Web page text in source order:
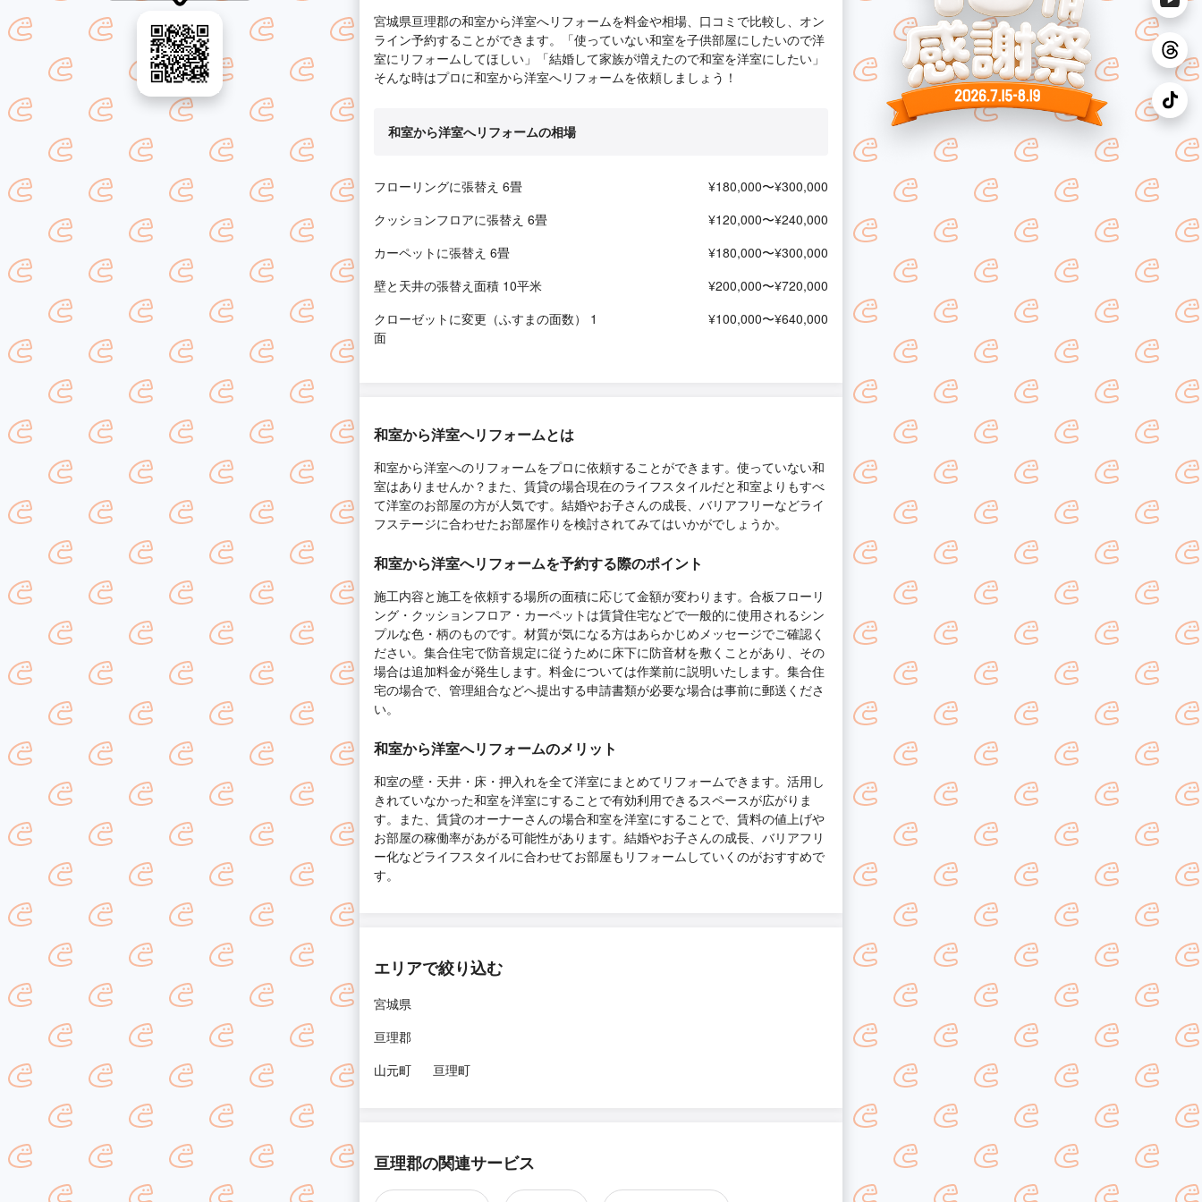
宮城県亘理郡の和室から洋室へリフォームを料金や相場、口コミで比較し、オン
ライン予約することができます。「使っていない和室を子供部屋にしたいので洋
室にリフォームしてほしい」「結婚して家族が増えたので和室を洋室にしたい」
そんな時はプロに和室から洋室へリフォームを依頼しましょう！
和室から洋室へリフォームの相場
フローリングに張替え 6畳
¥180,000〜¥300,000
クッションフロアに張替え 6畳
¥120,000〜¥240,000
カーペットに張替え 6畳
¥180,000〜¥300,000
壁と天井の張替え面積 10平米
¥200,000〜¥720,000
クローゼットに変更（ふすまの面数） 1
面
¥100,000〜¥640,000
和室から洋室へリフォームとは
和室から洋室へのリフォームをプロに依頼することができます。使っていない和
室はありませんか？また、賃貸の場合現在のライフスタイルだと和室よりもすべ
て洋室のお部屋の方が人気です。結婚やお子さんの成長、バリアフリーなどライ
フステージに合わせたお部屋作りを検討されてみてはいかがでしょうか。
和室から洋室へリフォームを予約する際のポイント
施工内容と施工を依頼する場所の面積に応じて金額が変わります。合板フローリ
ング・クッションフロア・カーペットは賃貸住宅などで一般的に使用されるシン
プルな色・柄のものです。材質が気になる方はあらかじめメッセージでご確認く
ださい。集合住宅で防音規定に従うために床下に防音材を敷くことがあり、その
場合は追加料金が発生します。料金については作業前に説明いたします。集合住
宅の場合で、管理組合などへ提出する申請書類が必要な場合は事前に郵送くださ
い。
和室から洋室へリフォームのメリット
和室の壁・天井・床・押入れを全て洋室にまとめてリフォームできます。活用し
きれていなかった和室を洋室にすることで有効利用できるスペースが広がりま
す。また、賃貸のオーナーさんの場合和室を洋室にすることで、賃料の値上げや
お部屋の稼働率があがる可能性があります。結婚やお子さんの成長、バリアフリ
ー化などライフスタイルに合わせてお部屋もリフォームしていくのがおすすめで
す。
エリアで絞り込む
宮城県
亘理郡
山元町
亘理町
亘理郡の関連サービス